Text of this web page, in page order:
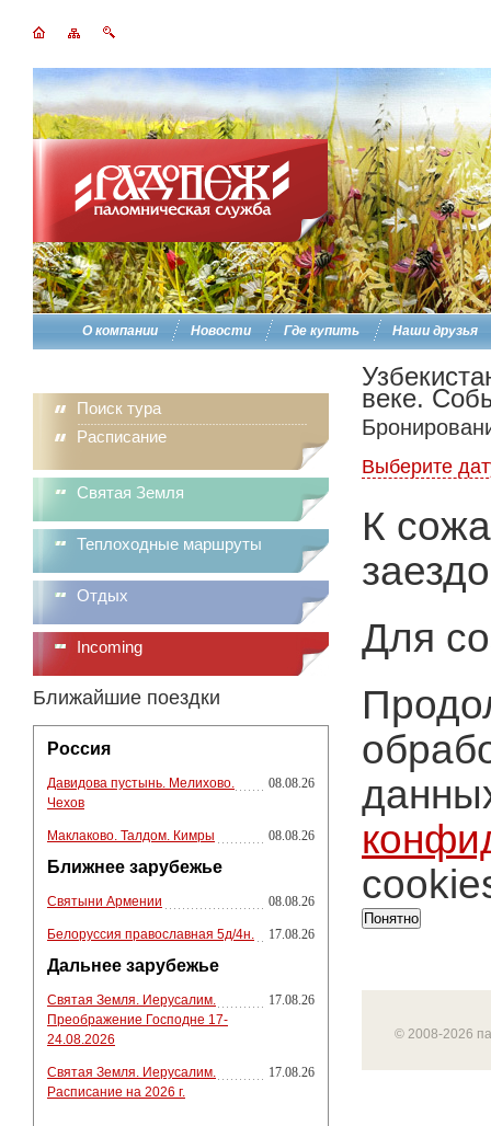
О компании Новости Где купить Наши друзья
Поиск тура
Расписание
Святая Земля
Теплоходные маршруты
Отдых
Incoming
Ближайшие поездки
Россия
Давидова пустынь. Мелихово.
Чехов
08.08.26
Маклаково. Талдом. Кимры 08.08.26
Ближнее зарубежье
Святыни Армении 08.08.26
Белоруссия православная 5д/4н. 17.08.26
Дальнее зарубежье
Святая Земля. Иерусалим.
Преображение Господне 17-
24.08.2026
17.08.26
Святая Земля. Иерусалим.
Расписание на 2026 г.
17.08.26
веке.
Выберите
К
Для
Понятно
© 2008-2026